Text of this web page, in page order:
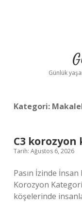
Günlük
Kategori:
C3
Tarih: Ağustos 6, 2026
Pasın İzinde
Korozyon
köşelerinde